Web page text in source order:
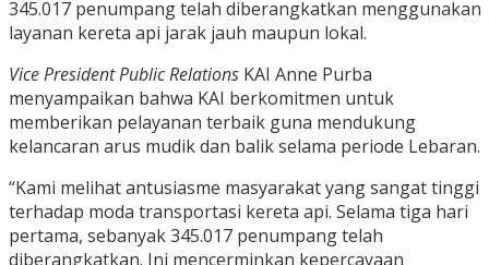
345.017 penumpang telah diberangkatkan menggunakan
layanan kereta api jarak jauh maupun lokal.
Vice President Public Relations KAI Anne Purba
menyampaikan bahwa KAI berkomitmen untuk
memberikan pelayanan terbaik guna mendukung
kelancaran arus mudik dan balik selama periode Lebaran.
“Kami melihat antusiasme masyarakat yang sangat tinggi
terhadap moda transportasi kereta api. Selama tiga hari
pertama, sebanyak 345.017 penumpang telah
diberangkatkan. Ini mencerminkan kepercayaan